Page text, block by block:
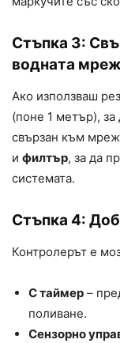
Стъпка 3:
водната
Ако използваш
(поне 1 метър), за
свързан към
и филтър, за да
системата.
Стъпка 4:
Контролерът е
С таймер –
поливане.
Сензорно